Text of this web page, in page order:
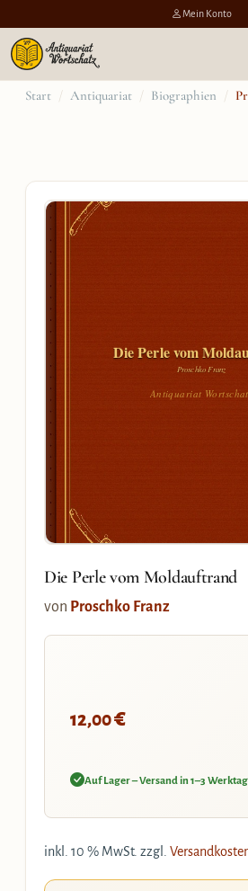
Mein Konto
ZumStart / Antiquariat / Biographien /
Die Perle vom
Proschko Franz
Antiquariat
Die Perle vom Moldauftrand
von Proschko Franz
12,00€
Auf Lager – Versand in 1–3
inkl. 10 % MwSt. zzgl.